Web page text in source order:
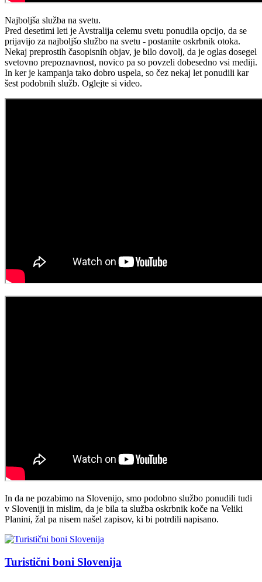
Najboljša služba na svetu.
Pred desetimi leti je Avstralija celemu svetu ponudila opcijo, da se
prijavijo za najboljšo službo na svetu - postanite oskrbnik otoka.
Nekaj preprostih časopisnih objav, je bilo dovolj, da je oglas dosegel
svetovno prepoznavnost, novico pa so povzeli dobesedno vsi mediji.
In ker je kampanja tako dobro uspela, so čez nekaj let ponudili kar
šest podobnih služb. Oglejte si video.
In da ne pozabimo na Slovenijo, smo podobno službo ponudili tudi
v Sloveniji in mislim, da je bila ta služba oskrbnik koče na Veliki
Planini, žal pa nisem našel zapisov, ki bi potrdili napisano.
Turistični boni Slovenija